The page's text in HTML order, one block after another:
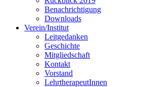
Benachrichtigung
Downloads
Verein/Institut
Leitgedanken
Geschichte
Mitgliedschaft
Kontakt
Vorstand
LehrtherapeutInnen